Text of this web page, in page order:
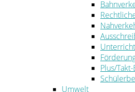
Plus/
Umwelt